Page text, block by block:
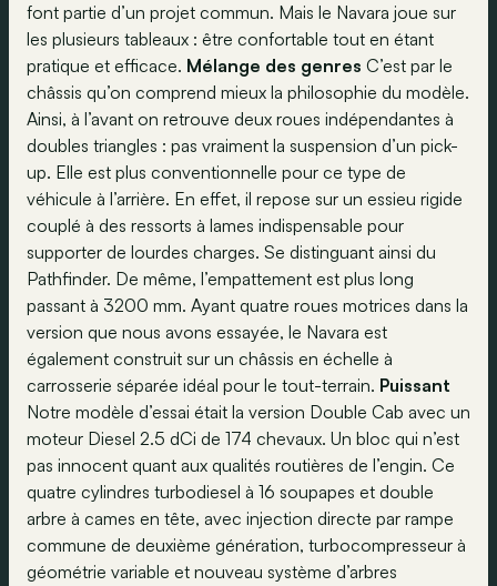
font partie d’un projet commun. Mais le Navara joue sur
les plusieurs tableaux : être confortable tout en étant
pratique et efficace. Mélange des genres C’est par le
châssis qu’on comprend mieux la philosophie du modèle.
Ainsi, à l’avant on retrouve deux roues indépendantes à
doubles triangles : pas vraiment la suspension d’un pick-
up. Elle est plus conventionnelle pour ce type de
véhicule à l’arrière. En effet, il repose sur un essieu rigide
couplé à des ressorts à lames indispensable pour
supporter de lourdes charges. Se distinguant ainsi du
Pathfinder. De même, l’empattement est plus long
passant à 3200 mm. Ayant quatre roues motrices dans la
version que nous avons essayée, le Navara est
également construit sur un châssis en échelle à
carrosserie séparée idéal pour le tout-terrain. Puissant
Notre modèle d’essai était la version Double Cab avec un
moteur Diesel 2.5 dCi de 174 chevaux. Un bloc qui n’est
pas innocent quant aux qualités routières de l’engin. Ce
quatre cylindres turbodiesel à 16 soupapes et double
arbre à cames en tête, avec injection directe par rampe
commune de deuxième génération, turbocompresseur à
géométrie variable et nouveau système d’arbres